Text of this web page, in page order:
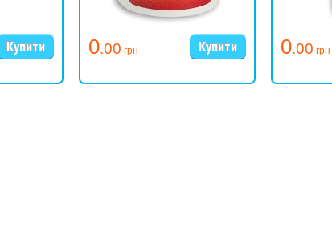
0.00 грн 0.00 грн